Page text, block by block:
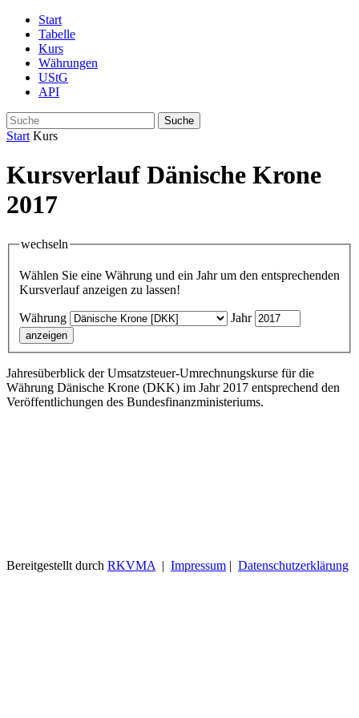
Start
Tabelle
Kurs
Währungen
UStG
API
Suche
Start Kurs
Kursverlauf Dänische Krone
2017
wechseln
Wählen Sie eine Währung und ein Jahr um den entsprechenden
Kursverlauf anzeigen zu lassen!
Währung Jahr
Jahresüberblick der Umsatzsteuer-Umrechnungskurse für die
Währung Dänische Krone (DKK) im Jahr 2017 entsprechend den
Veröffentlichungen des Bundesfinanzministeriums.
Bereitgestellt durch RKVMA| Impressum Datenschutzerklärung